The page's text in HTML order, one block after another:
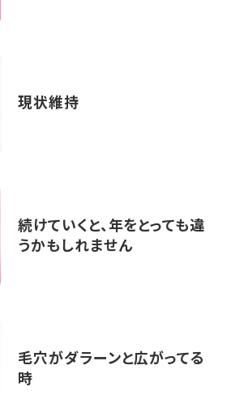
現状維持
続けていくと、年をとっても違
うかもしれません
毛穴がダラーンと広がってる
時